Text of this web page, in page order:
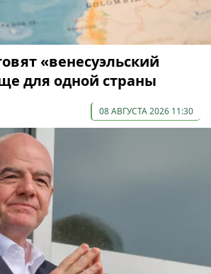
«венесуэльский
для одной страны
08 АВГУСТА 2026 11:30